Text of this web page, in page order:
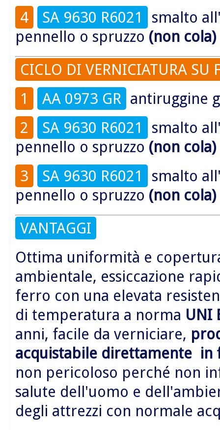
4 SA 9630 R6021
smalto
pennello o spruzzo (non cola)
CICLO DI VERNICIATURA SU
1
AA 0973 GR antiruggine
2
SA 9630 R6021
smalto
pennello o spruzzo (non cola)
3
SA 9630 R6021
smalto
pennello o spruzzo (non cola)
VANTAGGI
Ottima uniformità e
ambientale, essiccazione
ferro con una elevata
di temperatura a norma UNI
anni, facile da verniciare,
acquistabile direttamente in
non pericoloso perché non
salute dell'uomo e
degli attrezzi con normale